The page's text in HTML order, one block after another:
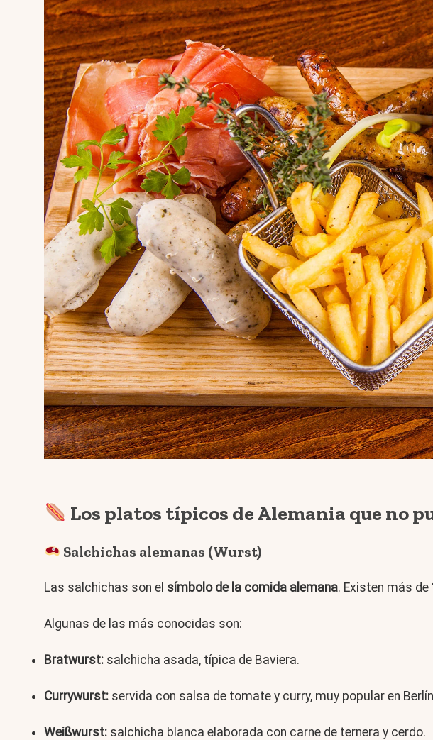
Los platos típicos de Alemania que no
Salchichas alemanas (Wurst)
Las salchichas son el símbolo de la comida alemana. Existen más de
Algunas de las más conocidas son:
Bratwurst: salchicha asada, típica de Baviera.
Currywurst: servida con salsa de tomate y curry, muy popular en
Weißwurst: salchicha blanca elaborada con carne de ternera y cerdo.